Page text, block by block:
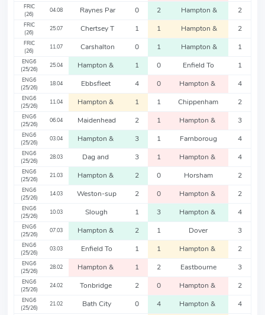
FRIC
(26)
04.08 Raynes Par 0 2 Hampton & 2
FRIC
(26)
25.07 Chertsey T 1 1 Hampton & 2
FRIC
(26)
11.07 Carshalton 0 1 Hampton & 1
ENG6
(25/26)
25.04 Hampton & 1 0 Enfield To 1
ENG6
(25/26)
18.04 Ebbsfleet 4 0 Hampton & 4
ENG6
(25/26)
11.04 Hampton & 1 1 Chippenham 2
ENG6
(25/26)
06.04 Maidenhead 2 1 Hampton & 3
ENG6
(25/26)
03.04 Hampton & 3 1 Farnboroug 4
ENG6
(25/26)
28.03 Dag and 3 1 Hampton & 4
ENG6
(25/26)
21.03 Hampton & 2 0 Horsham 2
ENG6
(25/26)
14.03 Weston-sup 2 0 Hampton & 2
ENG6
(25/26)
10.03 Slough 1 3 Hampton & 4
ENG6
(25/26)
07.03 Hampton & 2 1 Dover 3
ENG6
(25/26)
03.03 Enfield To 1 1 Hampton & 2
ENG6
(25/26)
28.02 Hampton & 1 2 Eastbourne 3
ENG6
(25/26)
24.02 Tonbridge 2 0 Hampton & 2
ENG6
(25/26)
21.02 Bath City 0 4 Hampton & 4